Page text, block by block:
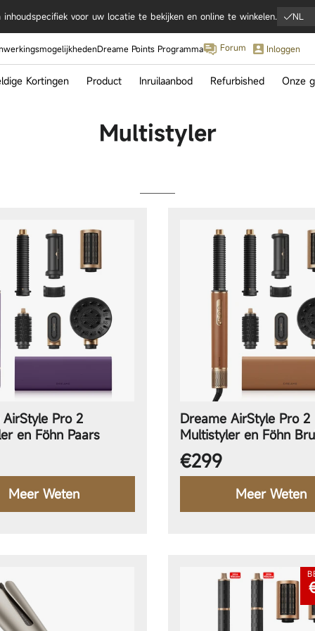
voor uw locatie te bekijken en online te winkelen. NL
Dreame Points Programma Forum Inloggen
Kortingen Product
Complete Aqua10
Gen 3 Kit
Inruilaanbod Refurbished Onze
Multistyler
Pro 2
en Föhn Paars
prijs
Meer Weten
Dreame AirStyle Pro 2
Multistyler en Föhn
Normale prijs
€299
Meer Weten